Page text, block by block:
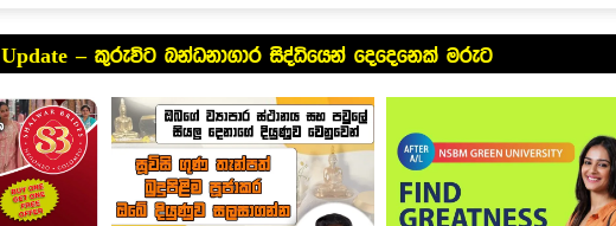
Update – කුරුවිට බන්ධනාගාර සිද්ධියෙන් දෙදෙනෙක් මරුට